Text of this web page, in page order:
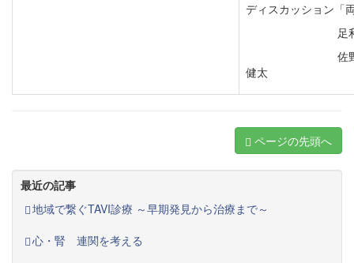
ディスカッション「
足利第一病
佐野厚生総合
健太
ページの先頭へ
最近の記事
地域で繋ぐTAVI診療 ～早期発見から治療まで～
心・腎 連関を考える